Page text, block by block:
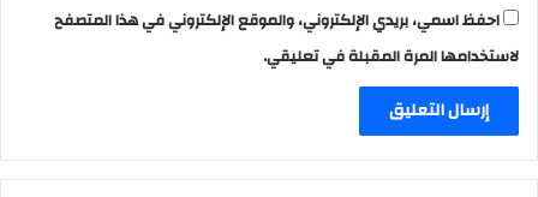
احفظ اسمي، بريدي الإلكتروني، والموقع الإلكتروني في هذا المتصفح
لاستخدامها المرة المقبلة في تعليقي.